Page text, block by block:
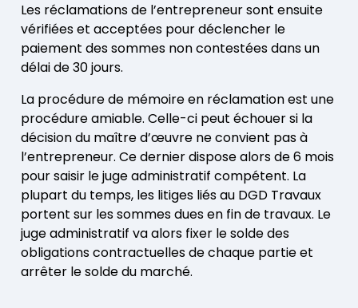
Les réclamations de l’entrepreneur sont ensuite
vérifiées et acceptées pour déclencher le
paiement des sommes non contestées dans un
délai de 30 jours.
La procédure de mémoire en réclamation est une
procédure amiable. Celle-ci peut échouer si la
décision du maître d’œuvre ne convient pas à
l’entrepreneur. Ce dernier dispose alors de 6 mois
pour saisir le juge administratif compétent. La
plupart du temps, les litiges liés au DGD Travaux
portent sur les sommes dues en fin de travaux. Le
juge administratif va alors fixer le solde des
obligations contractuelles de chaque partie et
arrêter le solde du marché.